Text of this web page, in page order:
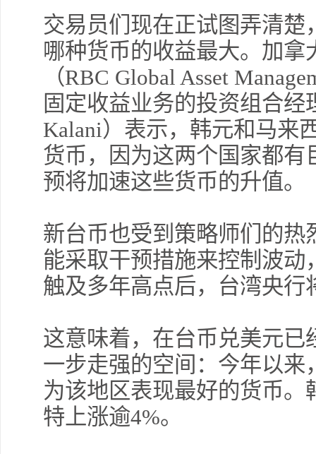
交易员们现在正试图弄清
哪种货币的收益最大。加
（RBC Global Asset
固定收益业务的投资组合经
Kalani）表示，韩元和马来
货币，因为这两个国家都
预将加速这些货币的升值。
新台币也受到策略师们的
能采取干预措施来控制波
触及多年高点后，台湾央行
这意味着，在台币兑美元
一步走强的空间：今年以来
为该地区表现最好的货币。
特上涨逾4%。